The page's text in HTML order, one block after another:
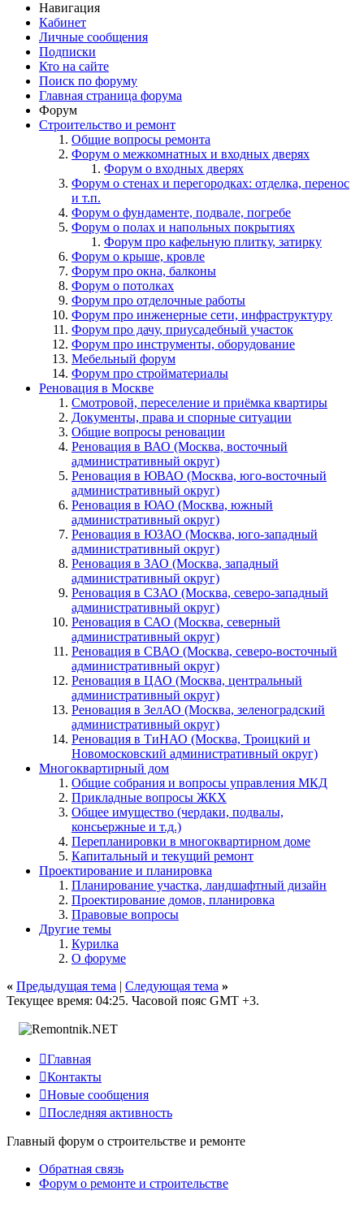
Навигация
Кабинет
Личные сообщения
Подписки
Кто на сайте
Поиск по форуму
Главная страница форума
Форум
Строительство и ремонт
Общие вопросы ремонта
Форум о межкомнатных и входных дверях
Форум о входных дверях
Форум о стенах и перегородках: отделка, перенос
и т.п.
Форум о фундаменте, подвале, погребе
Форум о полах и напольных покрытиях
Форум про кафельную плитку, затирку
Форум о крыше, кровле
Форум про окна, балконы
Форум о потолках
Форум про отделочные работы
Форум про инженерные сети, инфраструктуру
Форум про дачу, приусадебный участок
Форум про инструменты, оборудование
Мебельный форум
Форум про стройматериалы
Реновация в Москве
Смотровой, переселение и приёмка квартиры
Документы, права и спорные ситуации
Общие вопросы реновации
Реновация в ВАО (Москва, восточный
административный округ)
Реновация в ЮВАО (Москва, юго-восточный
административный округ)
Реновация в ЮАО (Москва, южный
административный округ)
Реновация в ЮЗАО (Москва, юго-западный
административный округ)
Реновация в ЗАО (Москва, западный
административный округ)
Реновация в СЗАО (Москва, северо-западный
административный округ)
Реновация в САО (Москва, северный
административный округ)
Реновация в СВАО (Москва, северо-восточный
административный округ)
Реновация в ЦАО (Москва, центральный
административный округ)
Реновация в ЗелАО (Москва, зеленоградский
административный округ)
Реновация в ТиНАО (Москва, Троицкий и
Новомосковский административный округ)
Многоквартирный дом
Общие собрания и вопросы управления МКД
Прикладные вопросы ЖКХ
Общее имущество (чердаки, подвалы,
консьержные и т.д.)
Перепланировки в многоквартирном доме
Капитальный и текущий ремонт
Проектирование и планировка
Планирование участка, ландшафтный дизайн
Проектирование домов, планировка
Правовые вопросы
Другие темы
Курилка
О форуме
« Предыдущая тема | Следующая тема »
Текущее время: 04:25. Часовой пояс GMT +3.
Главная
Контакты
Новые сообщения
Последняя активность
Главный форум о строительстве и ремонте
Обратная связь
Форум о ремонте и строительстве